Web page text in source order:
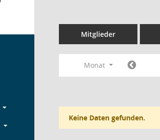
Mitglieder
Monat
Keine Daten gefunden.